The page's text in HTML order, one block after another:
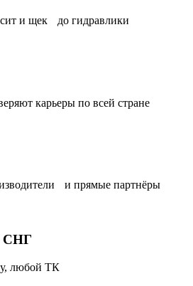
и щек до гидравлики
карьеры по всей стране
и прямые партнёры
СНГ
любой ТК